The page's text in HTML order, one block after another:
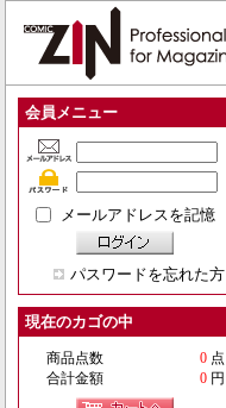
会員メニュー
メールアドレスを記憶
パスワードを忘れた方
現在のカゴの中
商品点数 0 点
合計金額
0 円